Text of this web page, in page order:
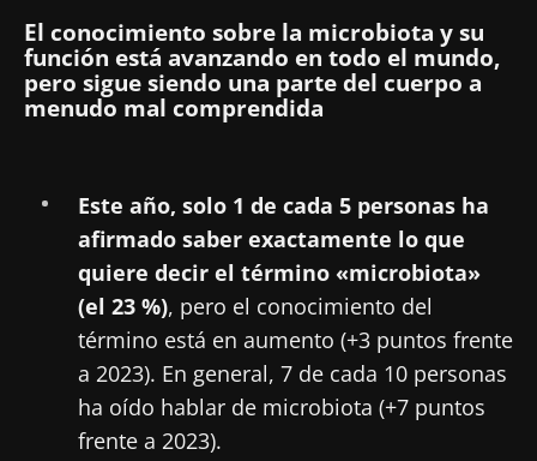
El conocimiento sobre la microbiota y su
función está avanzando en todo el mundo,
pero sigue siendo una parte del cuerpo a
menudo mal comprendida
Este año, solo 1 de cada 5 personas ha
afirmado saber exactamente lo que
quiere decir el término «microbiota»
(el 23 %), pero el conocimiento del
término está en aumento (+3 puntos frente
a 2023). En general, 7 de cada 10 personas
ha oído hablar de microbiota (+7 puntos
frente a 2023).